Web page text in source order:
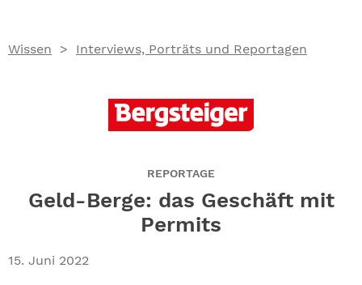
Wissen Interviews, Porträts und Reportagen
REPORTAGE
Geld-Berge: das Geschäft mit
Permits
15. Juni 2022
NEWSLETTER